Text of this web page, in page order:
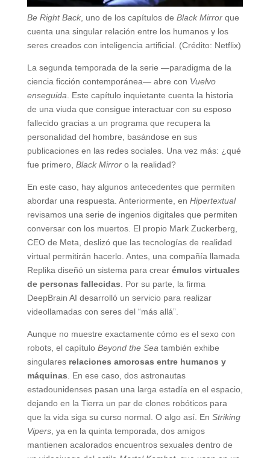
Be Right Back, uno de los capítulos de Black Mirrorque
cuenta una singular relación entre los humanos y los
seres creados con inteligencia artificial. (Crédito: Netflix)
La segunda temporada de la serie —paradigma de la
ciencia ficción contemporánea— abre con Vuelvo
enseguida. Este capítulo inquietante cuenta la historia
de una viuda que consigue interactuar con su esposo
fallecido gracias a un programa que recupera la
personalidad del hombre, basándose en sus
publicaciones en las redes sociales. Una vez más: ¿qué
fue primero, Black Mirroro la realidad?
En este caso, hay algunos antecedentes que permiten
abordar una respuesta. Anteriormente, en Hipertextual
revisamos una serie de ingenios digitales que permiten
conversar con los muertos. El propio Mark Zuckerberg,
CEO de Meta, deslizó que las tecnologías de realidad
virtual permitirán hacerlo. Antes, una compañía llamada
Replika diseñó un sistema para crear émulos virtuales
de personas fallecidas. Por su parte, la firma
DeepBrain AI desarrolló un servicio para realizar
videollamadas con seres del “más allá”.
Aunque no muestre exactamente cómo es el sexo con
robots, el capítulo Beyond the Sea también exhibe
singulares relaciones amorosas entre humanos y
máquinas. En ese caso, dos astronautas
estadounidenses pasan una larga estadía en el espacio,
dejando en la Tierra un par de clones robóticos para
que la vida siga su curso normal. O algo así. En Striking
Vipers, ya en la quinta temporada, dos amigos
mantienen acalorados encuentros sexuales dentro de